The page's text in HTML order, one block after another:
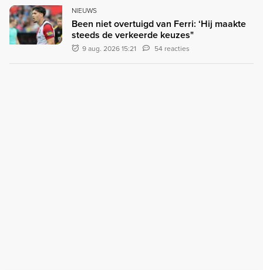
NIEUWS
Been niet overtuigd van Ferri: ‘Hij maakte
steeds de verkeerde keuzes"
9 aug. 2026 15:21 54 reacties